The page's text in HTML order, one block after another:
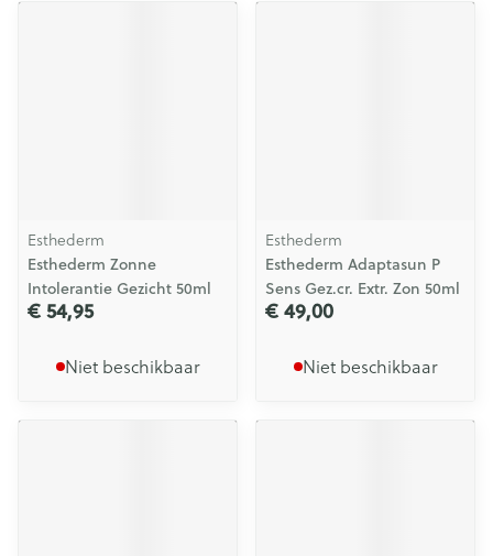
Esthederm
Esthederm Zonne
Intolerantie Gezicht 50ml
€ 54,95
Niet beschikbaar
Esthederm
Esthederm Adaptasun P
Sens Gez.cr. Extr. Zon 50ml
€ 49,00
Niet beschikbaar